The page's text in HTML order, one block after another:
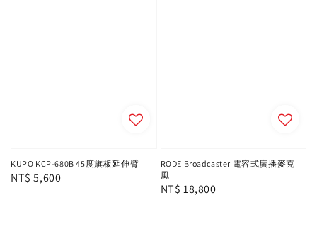
KUPO KCP-680B 45度旗板延伸臂
Regular
NT$ 5,600
RODE Broadcaster 電容式廣播麥克
風
Regular
NT$ 18,800